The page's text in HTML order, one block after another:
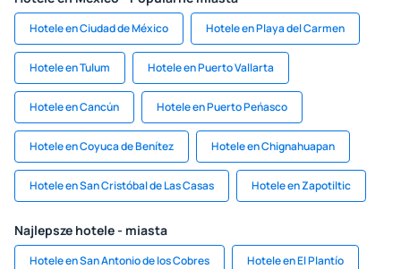
Hotele en Ciudad de México Hotele en Playa del Carmen
Hotele en Tulum Hotele en Puerto Vallarta
Hotele en Cancún Hotele en Puerto Peńasco
Hotele en Coyuca de Benítez Hotele en Chignahuapan
Hotele en San Cristóbal de Las Casas Hotele en Zapotiltic
Najlepsze hotele - miasta
Hotele en San Antonio de los Cobres Hotele en El Plantío